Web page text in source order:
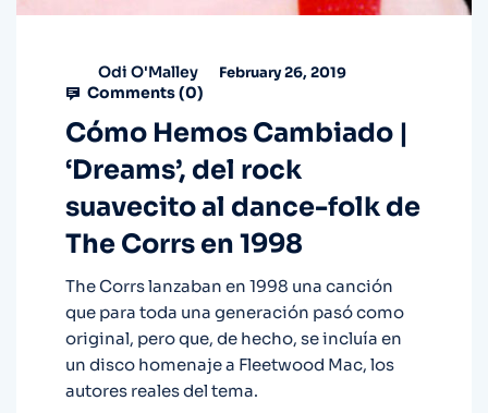
Odi O'Malley February 26, 2019
Comments (0)
Cómo Hemos Cambiado |
‘Dreams’, del rock
suavecito al dance-folk de
The Corrs en 1998
The Corrs lanzaban en 1998 una canción
que para toda una generación pasó como
original, pero que, de hecho, se incluía en
un disco homenaje a Fleetwood Mac, los
autores reales del tema.